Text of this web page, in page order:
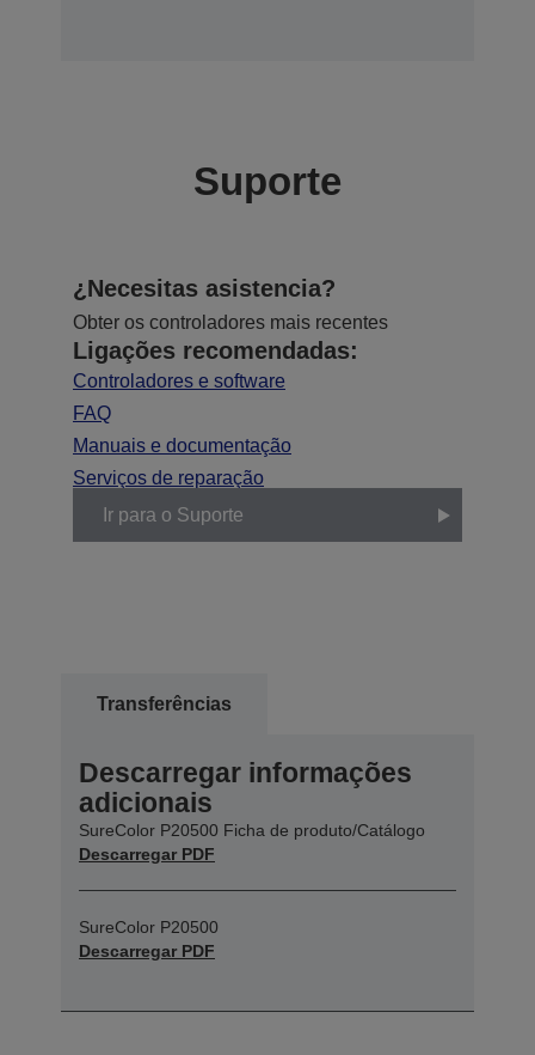
Suporte
¿Necesitas asistencia?
Obter os controladores mais recentes
Ligações recomendadas:
Controladores e software
FAQ
Manuais e documentação
Serviços de reparação
Ir para o Suporte
Transferências
Descarregar informações
adicionais
SureColor P20500 Ficha de produto/Catálogo
Descarregar PDF
SureColor P20500
Descarregar PDF